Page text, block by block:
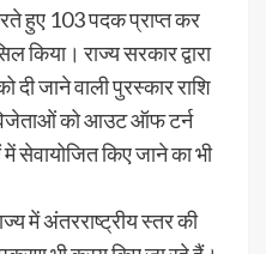
हुए 103 पदक प्राप्त कर
किया। राज्य सरकार द्वारा
दी जाने वाली पुरस्कार राशि
को आउट ऑफ टर्न
में सेवायोजित किए जाने का भी
में अंतरराष्ट्रीय स्तर की